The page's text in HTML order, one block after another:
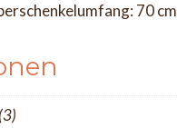
70 cm